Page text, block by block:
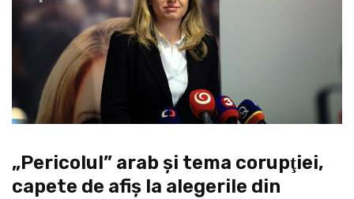
„Pericolul” arab şi tema corupţiei,
capete de afiş la alegerile din